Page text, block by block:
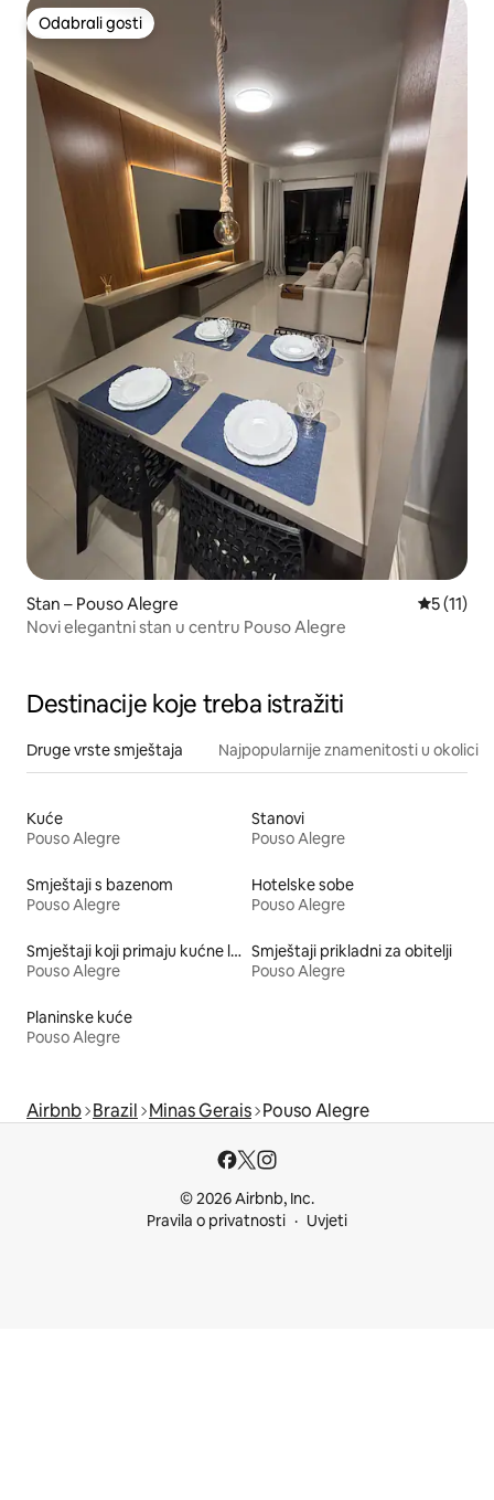
Odabrali gosti
Odabrali gosti
Stan – Pouso Alegre
5 (11)
Novi elegantni stan u centru Pouso Alegre
Destinacije koje treba istražiti
Druge vrste smještaja Najpopularnije znamenitosti u okolici
Kuće
Pouso Alegre
Stanovi
Pouso Alegre
Smještaji s bazenom
Pouso Alegre
Hotelske sobe
Pouso Alegre
Smještaji koji primaju kućne ljubimce
Pouso Alegre
Smještaji prikladni za obitelji
Pouso Alegre
Planinske kuće
Pouso Alegre
Airbnb Brazil Minas Gerais Pouso Alegre
© 2026 Airbnb, Inc.
Pravila o privatnosti
Uvjeti